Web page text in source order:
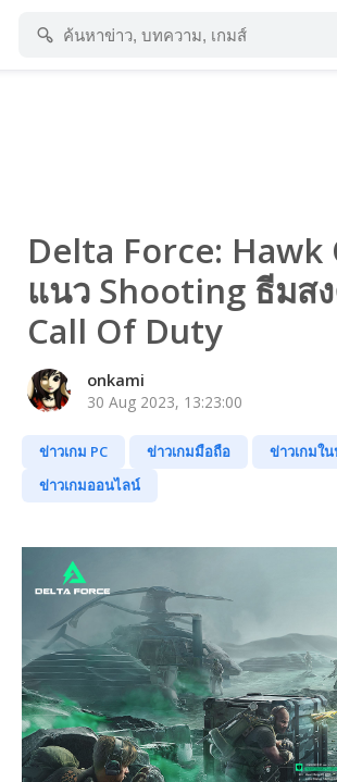
Delta Force:
แนว Shooting ธีมส
Call Of Duty
onkami
30 Aug 2023, 13:23:00
ข่าวเกม PC ข่าวเกมมือถือ ข่าวเกมใน
ข่าวเกมออนไลน์